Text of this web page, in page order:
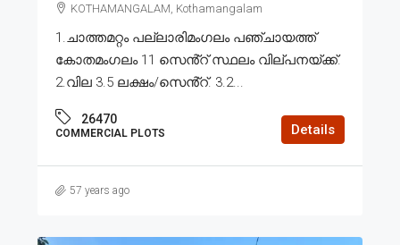
KOTHAMANGALAM, Kothamangalam
1.ചാത്തമറ്റം പല്ലാരിമംഗലം പഞ്ചായത്ത്
കോതമംഗലം 11 സെൻ്റ് സ്ഥലം വില്പനയ്ക്ക്.
2.വില 3.5 ലക്ഷം/സെൻ്റ്. 3.2...
26470
COMMERCIAL PLOTS Details
57 years ago